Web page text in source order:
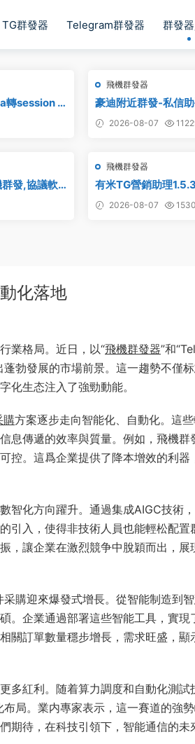
TG群發器 Telegram群發器 群發
轉session –
飛機群發器
豪迪附近群發-私信
發,TG電報附近私信
2026-08-07
發,協議軟
飛機群發器
有米TG營銷助理
2026-08-07
化落地
業格局。近日，以“飛機群發器”和
勃發展的市場前景。這一趨勢不僅
化生态注入了強勁動能。
購方案逐步走向智能化、自動化。這
息傳遞的效率與質量。例如，飛機群
控。這爲企業提供了降本增效的利器
智化方向躍升。通過集成AIGC技術
引入，使得非技術人員也能輕松配置
，讓企業在激烈競争中脫穎而出，展
購迎來爆發式增長。從智能制造到
。企業通過部署這些智能工具，實現
關訂單數量穩步增長，需求旺盛，顯
多紅利。随着算力調度和自動化測試
局。業内專家表示，這一賽道的強
期待，在科技引領下，智能通信的未